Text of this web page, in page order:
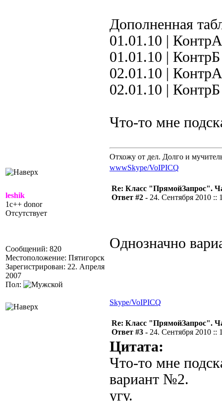
Дополненная
01.01.10 |
01.01.10 |
02.01.10 |
02.01.10 |
Что-то мне
Отхожу от дел. Долго и
wwwSkype/VoIPICQ
leshik
1c++ donor
Отсутствует
Сообщений: 820
Местоположение: Пятигорск
Зарегистрирован: 22. Апреля
2007
Пол:
Re: Класс "ПрямойЗапрос".
Ответ #2 - 24. Сентября 2010 ::
Однозначно
Skype/VoIPICQ
Re: Класс "ПрямойЗапрос".
Ответ #3 - 24. Сентября 2010 ::
Цитата:
Что-то мне
вариант №2.
угу.